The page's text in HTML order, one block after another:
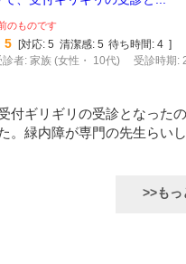
のものです
5 [対応: 5 清潔感: 5 待ち時間: 4 ]
診者: 家族 (女性・ 10代) 受診時期:
付ギリギリの受診となった
。緑内障が専門の先生らい
>>もっ